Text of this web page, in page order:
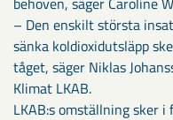
– Den enskilt största
sänka koldioxidutsläpp
tåget, säger Niklas
Klimat LKAB.
LKAB:s omställning sker